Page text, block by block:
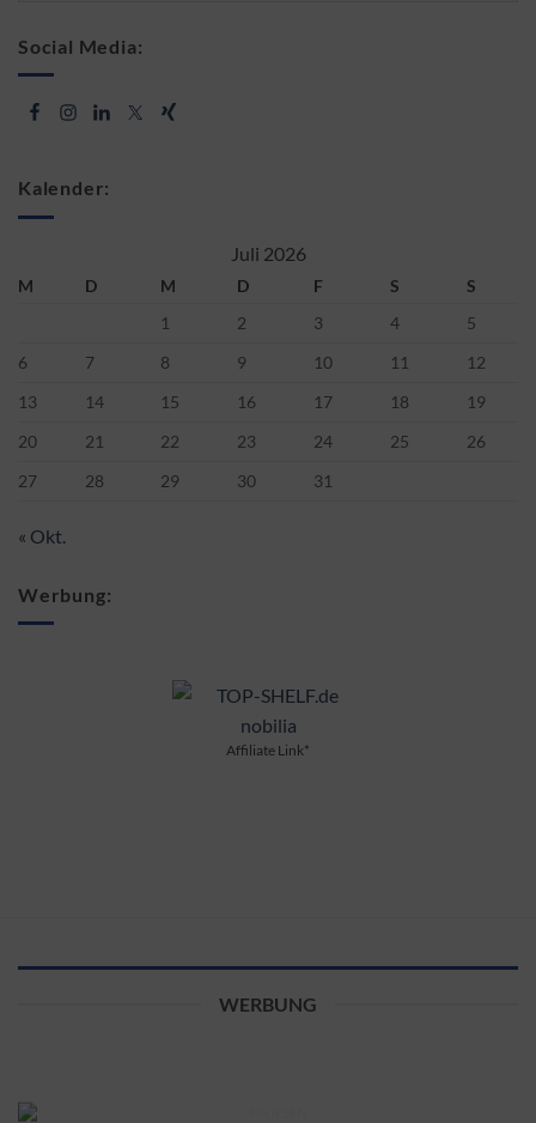
Social Media:
Kalender:
Juli 2026
M D M D F S
S
1
2 3 4
5
6
7 8 9 10 11
12
13
14 15 16 17 18
19
20
21 22 23 24 25
26
27
28 29 30 31
« Okt.
Werbung:
Affiliate Link*
WERBUNG